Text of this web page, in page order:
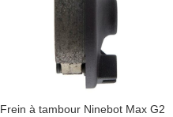
Frein à tambour Ninebot Max G2